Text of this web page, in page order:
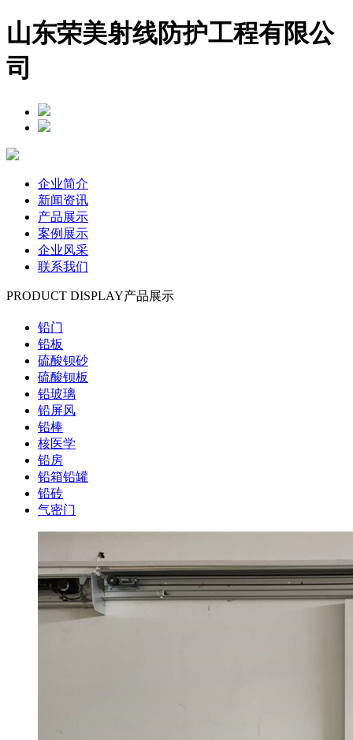
山东荣美射线防护工程有限公
司
企业简介
新闻资讯
产品展示
案例展示
企业风采
联系我们
PRODUCT DISPLAY产品展示
铅门
铅板
硫酸钡砂
硫酸钡板
铅玻璃
铅屏风
铅棒
核医学
铅房
铅箱铅罐
铅砖
气密门